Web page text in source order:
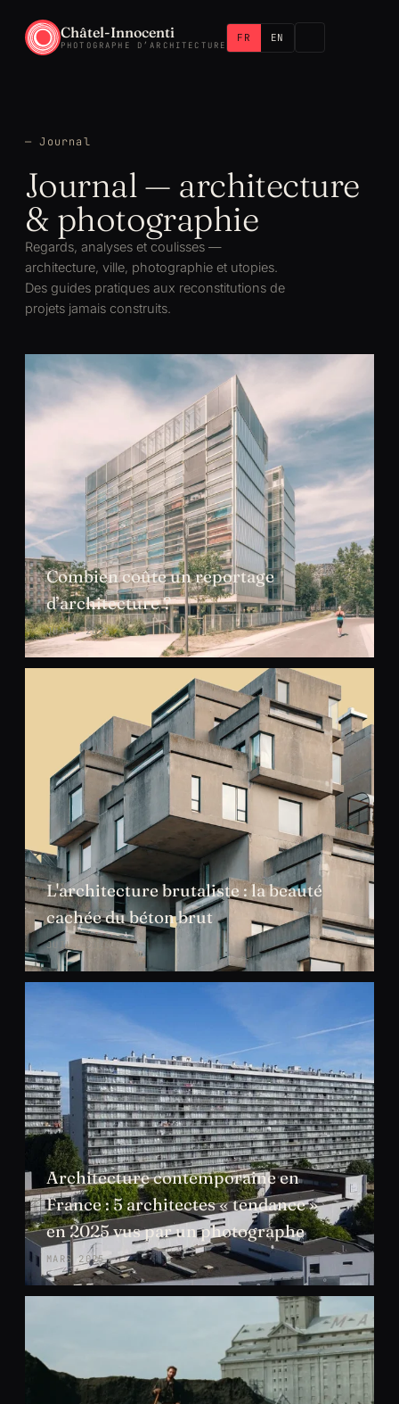
Châtel-Innocenti
PHOTOGRAPHE D’ARCHITECTURE
FR EN
— Journal
Journal — architecture
& photographie
Regards, analyses et coulisses —
architecture, ville, photographie et utopies.
Des guides pratiques aux reconstitutions de
projets jamais construits.
Combien coûte un reportage
d’architecture ?
JUIL. 2026
L'architecture brutaliste : la beauté
cachée du béton brut
JUIL. 2026
Architecture contemporaine en
France : 5 architectes « tendance »
en 2025 vus par un photographe
MARS 2025